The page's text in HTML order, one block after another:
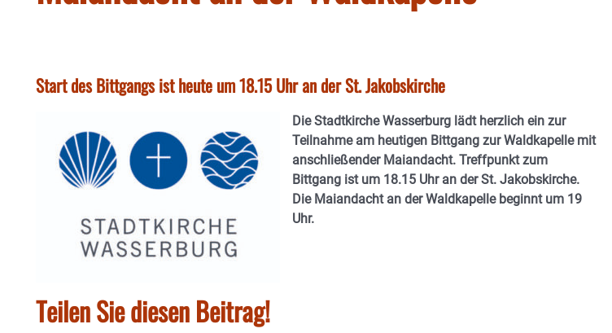
Start des Bittgangs ist heute um 18.15 Uhr an der St. Jakobskirche
Die Stadtkirche Wasserburg lädt herzlich ein zur
Teilnahme am heutigen Bittgang zur Waldkapelle mit
anschließender Maiandacht. Treffpunkt zum
Bittgang ist um 18.15 Uhr an der St. Jakobskirche.
Die Maiandacht an der Waldkapelle beginnt um 19
Uhr.
Teilen Sie diesen Beitrag!